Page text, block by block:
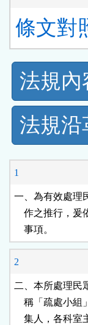
條文對
法
規
功
能
按
鈕
區
法規內
法規沿
1
一、為有效處理
作之推行，
    事項。
2
二、本所處理民
稱「疏處小
集人，各科